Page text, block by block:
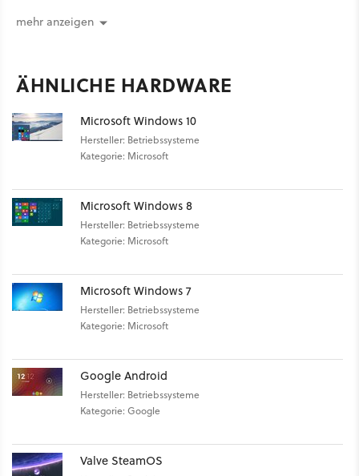
mehr anzeigen
ÄHNLICHE HARDWARE
Microsoft Windows 10
Hersteller: Betriebssysteme
Kategorie: Microsoft
Microsoft Windows 8
Hersteller: Betriebssysteme
Kategorie: Microsoft
Microsoft Windows 7
Hersteller: Betriebssysteme
Kategorie: Microsoft
Google Android
Hersteller: Betriebssysteme
Kategorie: Google
Valve SteamOS